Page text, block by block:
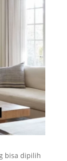
bisa dipilih